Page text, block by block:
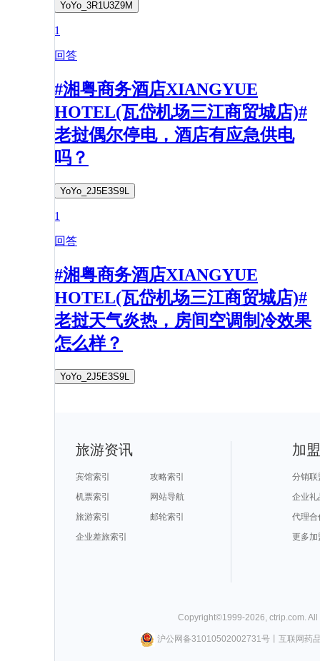
YoYo_3R1U3Z9M
1
回答
#湘粤商务酒店XIANGYUE
HOTEL(瓦岱机场三江商贸城店)#
老挝偶尔停电，酒店有应急供电
吗？
YoYo_2J5E3S9L
1
回答
#湘粤商务酒店XIANGYUE
HOTEL(瓦岱机场三江商贸城店)#
老挝天气炎热，房间空调制冷效果
怎么样？
YoYo_2J5E3S9L
旅游资讯
宾馆索引
攻略索引
机票索引
网站导航
旅游索引
邮轮索引
企业差旅索引
加
分销联
企业礼
代理合
更多加
Copyright©1999-2026, ctrip.com.
沪公网备31010502002731号丨 互联网药